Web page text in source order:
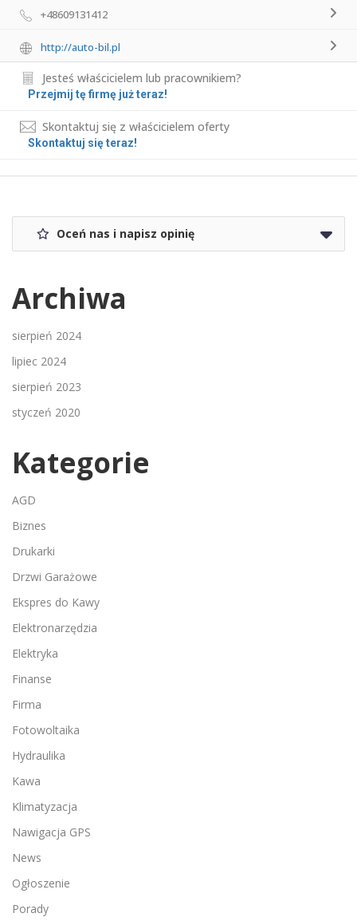
+48609131412
http://auto-bil.pl
Jesteś właścicielem lub pracownikiem?
Przejmij tę firmę już teraz!
Skontaktuj się z właścicielem oferty
Skontaktuj się teraz!
Oceń nas i napisz opinię
Archiwa
sierpień 2024
lipiec 2024
sierpień 2023
styczeń 2020
Kategorie
AGD
Biznes
Drukarki
Drzwi Garażowe
Ekspres do Kawy
Elektronarzędzia
Elektryka
Finanse
Firma
Fotowoltaika
Hydraulika
Kawa
Klimatyzacja
Nawigacja GPS
News
Ogłoszenie
Porady